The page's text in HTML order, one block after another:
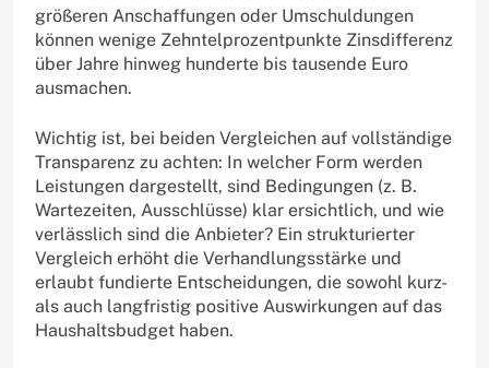
größeren Anschaffungen oder Umschuldungen
können wenige Zehntelprozentpunkte Zinsdifferenz
über Jahre hinweg hunderte bis tausende Euro
ausmachen.
Wichtig ist, bei beiden Vergleichen auf vollständige
Transparenz zu achten: In welcher Form werden
Leistungen dargestellt, sind Bedingungen (z. B.
Wartezeiten, Ausschlüsse) klar ersichtlich, und wie
verlässlich sind die Anbieter? Ein strukturierter
Vergleich erhöht die Verhandlungsstärke und
erlaubt fundierte Entscheidungen, die sowohl kurz-
als auch langfristig positive Auswirkungen auf das
Haushaltsbudget haben.